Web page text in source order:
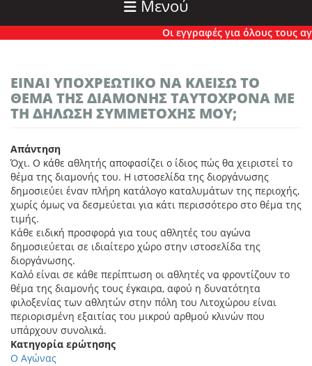
Μενού
Οι εγγραφές για όλους τους
ΕΊΝΑΙ ΥΠΟΧΡΕΩΤΙΚΌ ΝΑ ΚΛΕΊΣΩ ΤΟ
ΘΈΜΑ ΤΗΣ ΔΙΑΜΟΝΉΣ ΤΑΥΤΌΧΡΟΝΑ ΜΕ
ΤΗ ΔΉΛΩΣΉ ΣΥΜΜΕΤΟΧΉΣ ΜΟΥ;
Απάντηση
Όχι. Ο κάθε αθλητής αποφασίζει ο ίδιος πώς θα χειριστεί το
θέμα της διαμονής του. Η ιστοσελίδα της διοργάνωσης
δημοσιεύει έναν πλήρη κατάλογο καταλυμάτων της περιοχής,
χωρίς όμως να δεσμεύεται για κάτι περισσότερο στο θέμα της
τιμής.
Κάθε ειδική προσφορά για τους αθλητές του αγώνα
δημοσιεύεται σε ιδιαίτερο χώρο στην ιστοσελίδα της
διοργάνωσης.
Καλό είναι σε κάθε περίπτωση οι αθλητές να φροντίζουν το
θέμα της διαμονής τους έγκαιρα, αφού η δυνατότητα
φιλοξενίας των αθλητών στην πόλη του Λιτοχώρου είναι
περιορισμένη εξαιτίας του μικρού αρθμού κλινών που
υπάρχουν συνολικά.
Κατηγορία ερώτησης
Ο Αγώνας